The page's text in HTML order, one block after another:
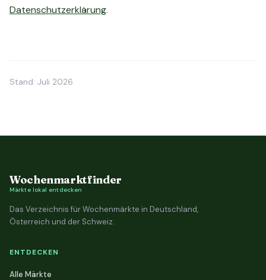
Datenschutzerklärung.
Stand: Juli 2026
Wochenmarktfinder
Märkte lokal entdecken
Das Verzeichnis für Wochenmärkte in Deutschland,
Österreich und der Schweiz.
ENTDECKEN
Alle Märkte